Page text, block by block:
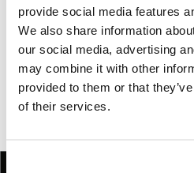
provide social media features
We also share information
our social media, advertising
may combine it with other
provided to them or that
of their services.
Tácticas, técnicas y
APT asiáticos modernos
MosaicRegressor: acechando en
RevengeHotels: cibercrimen